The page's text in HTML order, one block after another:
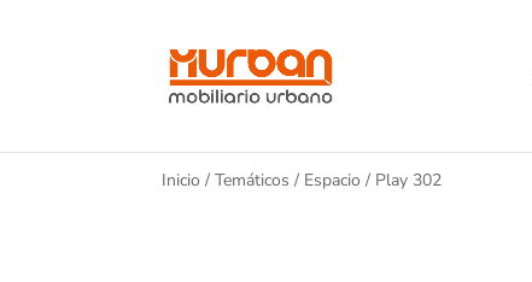
Inicio /Temáticos / Espacio / Play 302